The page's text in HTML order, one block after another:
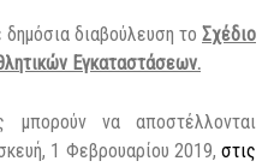
δημόσια διαβούλευση το Σχέδιο
Εγκαταστάσεων.
μπορούν να αποστέλλονται
1 Φεβρουαρίου 2019, στις